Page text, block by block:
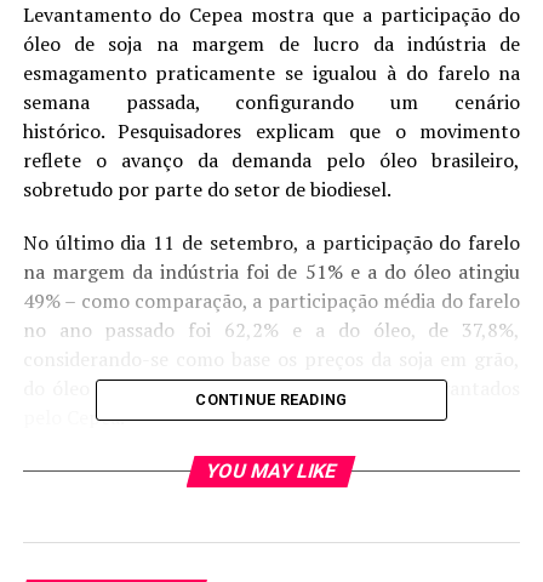
Levantamento do Cepea mostra que a participação do
óleo de soja na margem de lucro da indústria de
esmagamento praticamente se igualou à do farelo na
semana passada, configurando um cenário
histórico. Pesquisadores explicam que o movimento
reflete o avanço da demanda pelo óleo brasileiro,
sobretudo por parte do setor de biodiesel.
No último dia 11 de setembro, a participação do farelo
na margem da indústria foi de 51% e a do óleo atingiu
49% – como comparação, a participação média do farelo
no ano passado foi 62,2% e a do óleo, de 37,8%,
do óleo e do farelo no estado de São Paulo levantados
pelo Cepea.
Fonte:Cepea
CONTINUE READING
YOU MAY LIKE